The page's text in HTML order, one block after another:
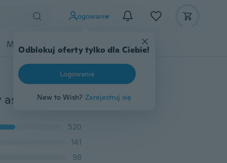
Logowanie
Odblokuj oferty tylko dla Ciebie!
Logowanie
New to Wish? Zarejestruj się
Moda Przybory dziecięce Więcej
120/600 sztuk 12 Rodzaj małych śrub Nakrętki Zestaw asortymentu elektroniki M1 M1.2 M1.4 M1.6
520
141
98